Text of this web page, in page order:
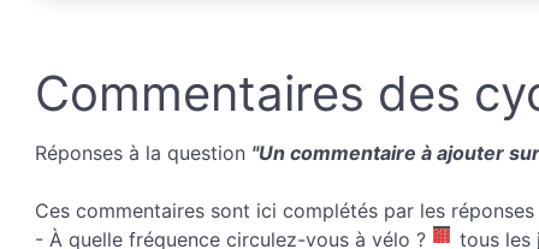
Commentaires des
Réponses à la question "Un commentaire à ajouter
Ces commentaires sont ici complétés par les
- À quelle fréquence circulez-vous à vélo ?
tous les